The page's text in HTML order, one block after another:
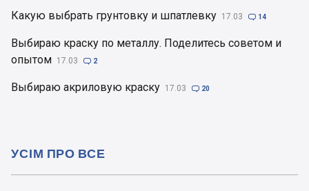
Какую выбрать грунтовку и шпатлевку 17.03  14
Выбираю краску по металлу. Поделитесь советом и
опытом 17.03  2
Выбираю акриловую краску 17.03  20
УСІМ ПРО ВСЕ